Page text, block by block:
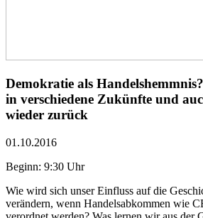
Demokratie als
in verschiedene Zukünfte und
wieder zurück
01.10.2016
Beginn: 9:30 Uhr
Wie wird sich unser Einfluss auf die
verändern, wenn Handelsabkommen wie